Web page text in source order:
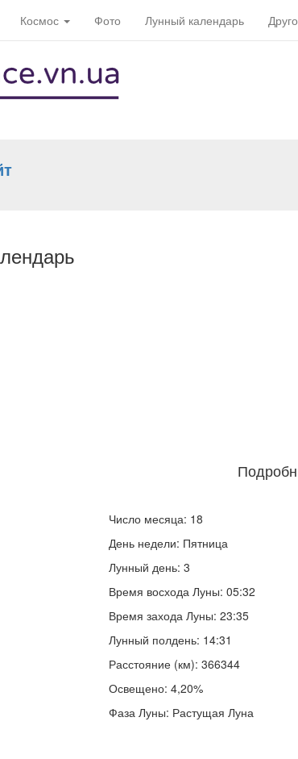
Космос Фото Лунный календарь
Число месяца: 18
День недели: Пятница
Лунный день: 3
Время восхода Луны: 05:32
Время захода Луны: 23:35
Лунный полдень: 14:31
Расстояние (км): 366344
Освещено: 4,20%
Фаза Луны: Растущая Луна